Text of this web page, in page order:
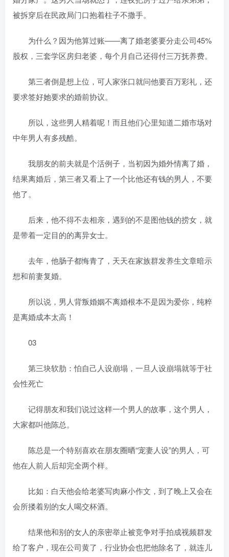
被拆穿后在民政局门口抱着柱子不撒手。
为什么？因为他算过账——离了婚老婆要分走公司45%
股权，三套学区房归老婆，每个月自己还得付三万抚养费。
第三者倒是想上位，可人家张口就问他要百万彩礼，还
要求签好她要求的婚前协议。
所以，这些男人精着呢！而且他们心里知道二婚市场对
中年男人有多残酷。
我朋友的前夫就是个活例子，当初因为婚外情离了婚，
结果离婚后，第三者又看上了一个比他还有钱的男人，不要
他了。
后来，他不得不去相亲，遇到的不是图他钱的捞女，就
是带着一定目的的离异女士。
去年，他肠子都悔青了，天天在家族群发养生文章暗示
想和前妻复婚。
所以说，男人背叛婚姻不离婚根本不是因为爱你，纯粹
是离婚成本太高！
03
第三块软肋：怕自己人设崩塌，一旦人设崩塌就等于社
会性死亡
记得朋友和我们说过这样一个男人的故事，这个男人，
大家都叫他陈总。
陈总是一个特别喜欢在朋友圈晒“宠妻人设”的男人，可
他在人前人后却完全两个样。
比如：白天他会给老婆写肉麻小作文，到了晚上又会在
会所搂着别的女人喝交杯酒。
结果他和别的女人的亲密举止被竞争对手拍成视频群发
给了客户，现在公司黄了，行业协会也把他除名了，就连儿